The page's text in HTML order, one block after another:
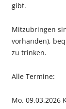
gibt.
Mitzubringen
vorhanden),
zu trinken.
Alle Termine:
Mo. 09.03.2026